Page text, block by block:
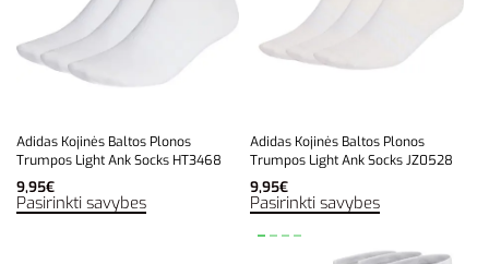
Adidas Kojinės Baltos Plonos
Trumpos Light Ank Socks HT3468
9,95€
Pasirinkti savybes
Adidas Kojinės Baltos Plonos
Trumpos Light Ank Socks JZ0528
9,95€
Pasirinkti savybes